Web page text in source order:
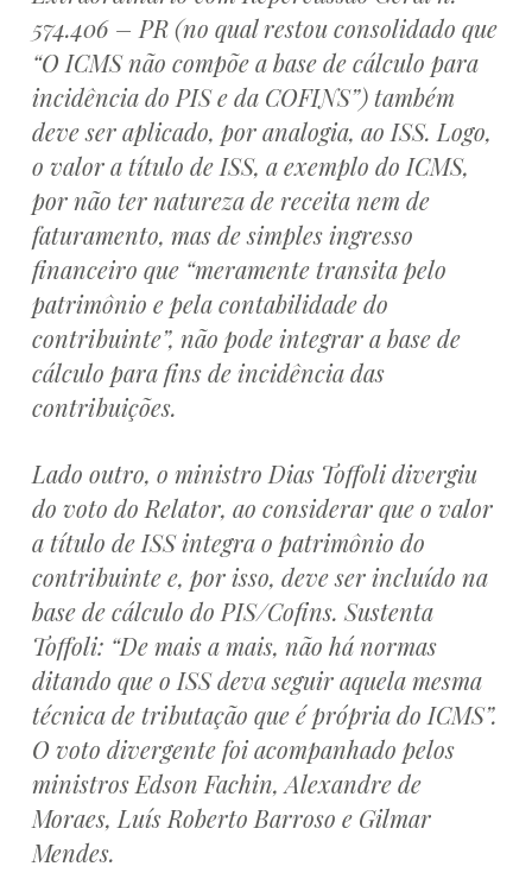
574.406 – PR (no qual restou consolidado que
“O ICMS não compõe a base de cálculo para
incidência do PIS e da COFINS”) também
deve ser aplicado, por analogia, ao ISS. Logo,
o valor a título de ISS, a exemplo do ICMS,
por não ter natureza de receita nem de
faturamento, mas de simples ingresso
financeiro que “meramente transita pelo
patrimônio e pela contabilidade do
contribuinte”, não pode integrar a base de
cálculo para fins de incidência das
contribuições.
Lado outro, o ministro Dias Toffoli divergiu
do voto do Relator, ao considerar que o valor
a título de ISS integra o patrimônio do
contribuinte e, por isso, deve ser incluído na
base de cálculo do PIS/Cofins. Sustenta
Toffoli: “De mais a mais, não há normas
ditando que o ISS deva seguir aquela mesma
técnica de tributação que é própria do ICMS”.
O voto divergente foi acompanhado pelos
ministros Edson Fachin, Alexandre de
Moraes, Luís Roberto Barroso e Gilmar
Mendes.